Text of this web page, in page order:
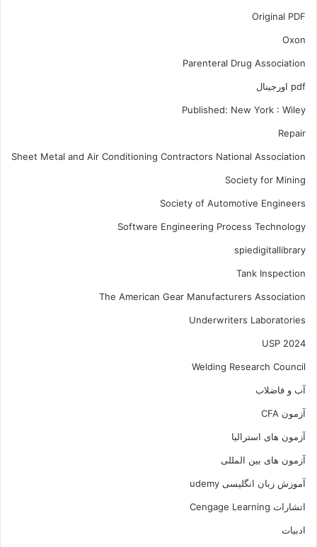
Original PDF
Oxon
Parenteral Drug Association
pdf اورجینال
Published: New York : Wiley
Repair
Sheet Metal and Air Conditioning Contractors National Association
Society for Mining
Society of Automotive Engineers
Software Engineering Process Technology
spiedigitallibrary
Tank Inspection
The American Gear Manufacturers Association
Underwriters Laboratories
USP 2024
Welding Research Council
آب و فاضلاب
آزمون CFA
آزمون های استرالیا
آزمون های بین المللی
آموزش زبان انگلیسی udemy
اتشارات Cengage Learning
ادبیات